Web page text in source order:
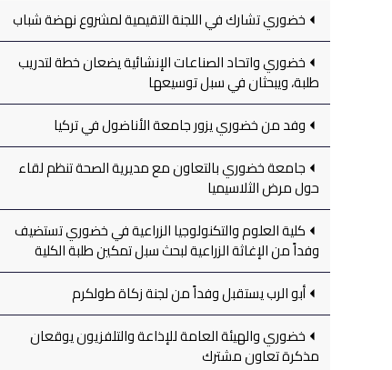
خضوري تشارك في اللجنة التقيمية لمشروع نهضة شباب
خضوري واتحاد الصناعات الإنشائية يضعان خطة لتدريب
طلبة، ويبحثان في سبل توسيعها
وفد من خضوري يزور جامعة الأناضول في تركيا
جامعة خضوري بالتعاون مع مديرية الصحة تنظم لقاء
حول مرض الثلاسيميا
كلية العلوم والتكنولوجيا الزراعية في خضوري تستضيف
وفداً من الإغاثة الزراعية لبحث سبل تمكين طلبة الكلية
أبو الرب يستقبل وفداً من لجنة زكاة طولكرم
خضوري والهيئة العامة للإذاعة والتلفزيون يوقعان
مذكرة تعاون مشترك